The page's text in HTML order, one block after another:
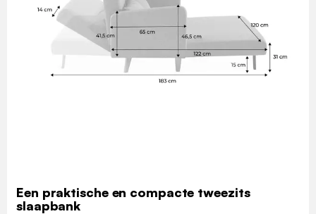
Een praktische en compacte tweezits
slaapbank